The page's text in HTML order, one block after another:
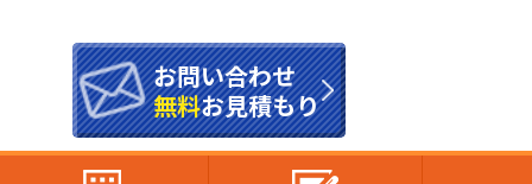
お問い合わせ
無料お見積もり